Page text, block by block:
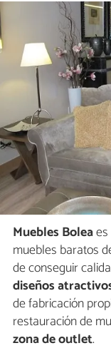
Muebles Bolea
muebles baratos
de conseguir
diseños
de fabricación
restauración de
zona de outlet.